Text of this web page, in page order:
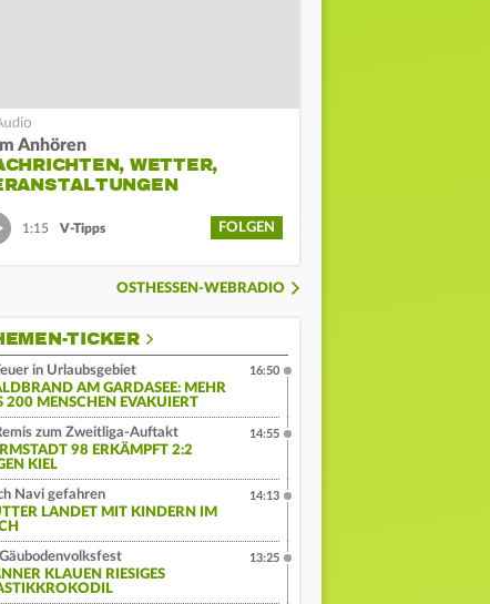
Anhören
WETTER,
1:15 V-Tipps FOLGEN
OSTHESSEN-WEBRADIO
TICKER
in Urlaubsgebiet
AM GARDASEE: MEHR
200 MENSCHEN EVAKUIERT
16:50
zum Zweitliga-Auftakt
98 ERKÄMPFT 2:2
KIEL
14:55
Navi gefahren
LANDET MIT KINDERN IM
14:13
Gäubodenvolksfest
KLAUEN RIESIGES
13:25